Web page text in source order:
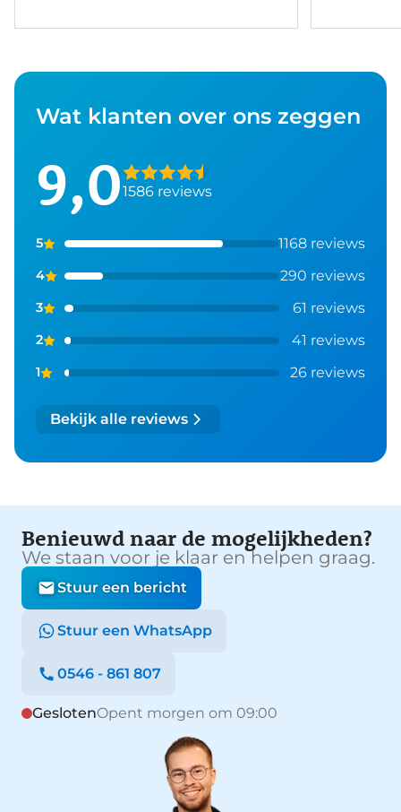
Wat klanten over ons zeggen
9,01586 reviews
5 1168 reviews
4 290 reviews
3 61 reviews
2 41 reviews
1 26 reviews
Bekijk alle reviews
Benieuwd naar de mogelijkheden?
We staan voor je klaar en helpen graag.
Stuur een bericht
Stuur een WhatsApp
0546 - 861 807
GeslotenOpent morgen om 09:00